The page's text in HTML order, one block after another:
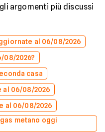
argomenti più discussi
al 06/08/2026
08/2026?
casa
06/08/2026
al 06/08/2026
metano oggi